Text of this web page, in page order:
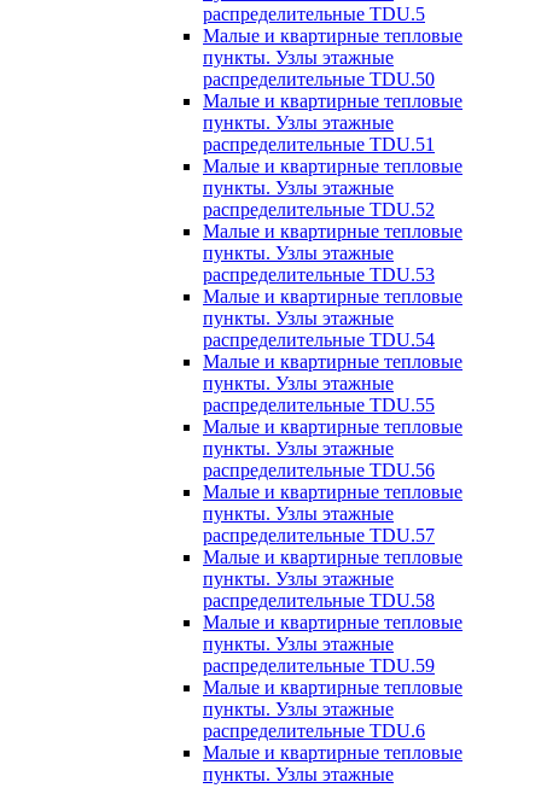
распределительные TDU.5
Малые и квартирные тепловые
пункты. Узлы этажные
распределительные TDU.50
Малые и квартирные тепловые
пункты. Узлы этажные
распределительные TDU.51
Малые и квартирные тепловые
пункты. Узлы этажные
распределительные TDU.52
Малые и квартирные тепловые
пункты. Узлы этажные
распределительные TDU.53
Малые и квартирные тепловые
пункты. Узлы этажные
распределительные TDU.54
Малые и квартирные тепловые
пункты. Узлы этажные
распределительные TDU.55
Малые и квартирные тепловые
пункты. Узлы этажные
распределительные TDU.56
Малые и квартирные тепловые
пункты. Узлы этажные
распределительные TDU.57
Малые и квартирные тепловые
пункты. Узлы этажные
распределительные TDU.58
Малые и квартирные тепловые
пункты. Узлы этажные
распределительные TDU.59
Малые и квартирные тепловые
пункты. Узлы этажные
распределительные TDU.6
Малые и квартирные тепловые
пункты. Узлы этажные